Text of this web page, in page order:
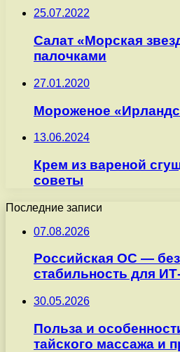
25.07.2022
Салат «Морская
палочками
27.01.2020
Мороженое
13.06.2024
Крем из вареной
советы
Последние записи
07.08.2026
Российская ОС —
стабильность для
30.05.2026
Польза и
тайского массажа и